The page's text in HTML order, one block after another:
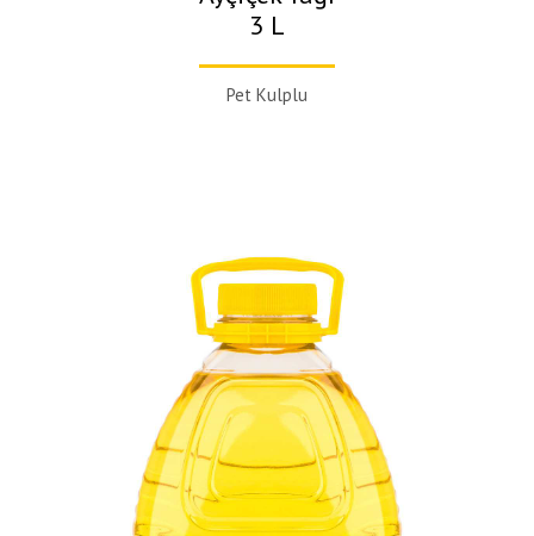
3 L
Pet Kulplu